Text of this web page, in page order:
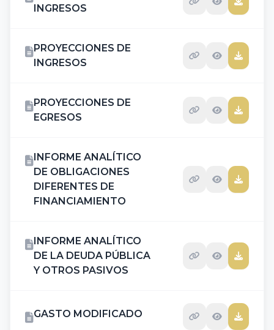
INGRESOS
PROYECCIONES DE
INGRESOS
PROYECCIONES DE
EGRESOS
INFORME ANALÍTICO
DE OBLIGACIONES
DIFERENTES DE
FINANCIAMIENTO
INFORME ANALÍTICO
DE LA DEUDA PÚBLICA
Y OTROS PASIVOS
GASTO MODIFICADO